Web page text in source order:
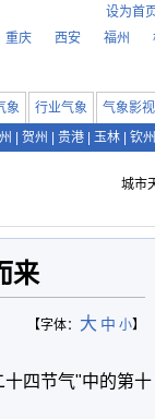
设为首
重庆 西安 福州
象 行业气象 气象影视
贺州 贵港 玉林 钦州
城市
来
【字体： 大 中 小】
十四节气"中的第十